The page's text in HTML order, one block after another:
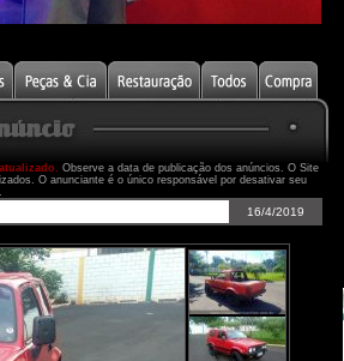
Observe a data de publicação dos anúncios. O Site
O anunciante é o único responsável por desativar seu
16/4/2019